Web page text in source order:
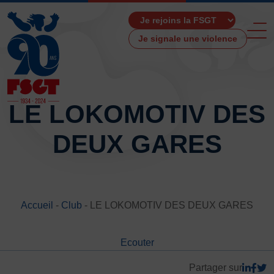
Je signale une violence
Les Boutiques F.S.G.T
LE LOKOMOTIV DES
DEUX GARES
Accueil - Club - LE LOKOMOTIV DES DEUX GARES
Ecouter
Partager sur